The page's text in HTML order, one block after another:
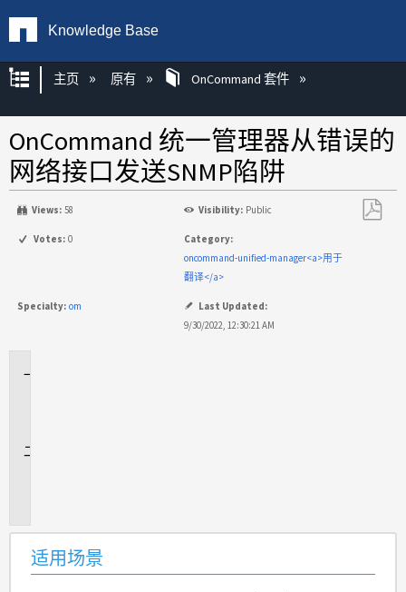
Knowledge Base
扩展/隐缩全局层次
主页 原有 OnCommand 套件
OnCommand 统一管理器从错误的
网络接口发送SNMP陷阱
Views: 58 Visibility: Public
Votes: 0
Category:
oncommand-unified-manager<a>用于
翻译</a>
Specialty: om
Last Updated:
9/30/2022, 12:30:21 AM
适用场景